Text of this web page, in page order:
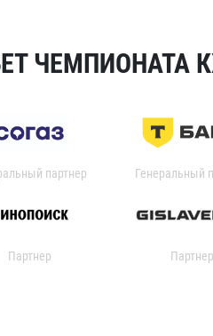
ЧЕМПИОНАТА
партнер Генеральный
Партнер Партнер